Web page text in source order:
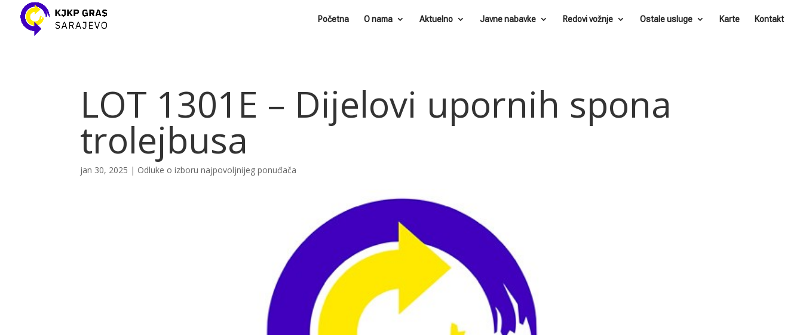
Početna O nama Aktuelno Javne nabavke Redovi vožnje Ostale usluge Karte Kontakt
LOT 1301E – Dijelovi upornih spona
trolejbusa
jan 30, 2025 | Odluke o izboru najpovoljnijeg ponuđača